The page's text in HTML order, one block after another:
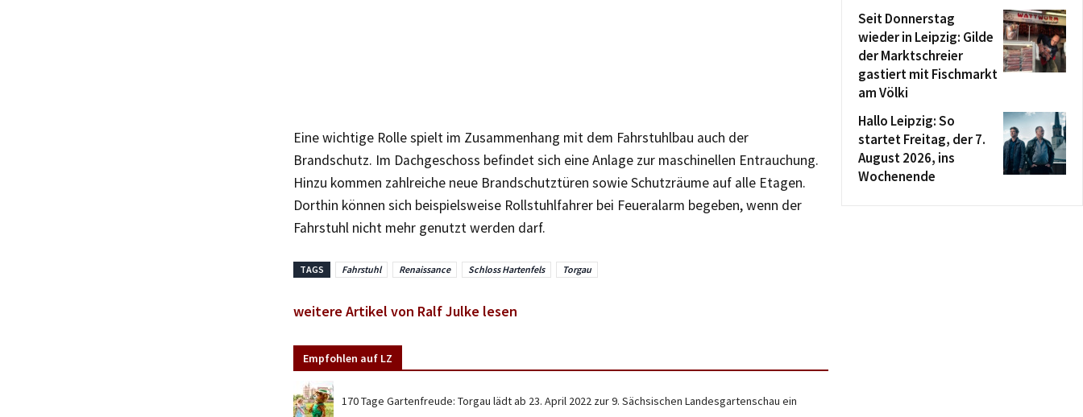
Eine wichtige Rolle spielt im Zusammenhang mit dem Fahrstuhlbau auch der
Brandschutz. Im Dachgeschoss befindet sich eine Anlage zur maschinellen Entrauchung.
Hinzu kommen zahlreiche neue Brandschutztüren sowie Schutzräume auf alle Etagen.
Dorthin können sich beispielsweise Rollstuhlfahrer bei Feueralarm begeben, wenn der
Fahrstuhl nicht mehr genutzt werden darf.
TAGS Fahrstuhl Renaissance Schloss Hartenfels Torgau
weitere Artikel von Ralf Julke lesen
Empfohlen auf LZ
170 Tage Gartenfreude: Torgau lädt ab 23. April 2022 zur 9. Sächsischen Landesgartenschau ein
Seit Donnerstag
wieder in Leipzig: Gilde
der Marktschreier
gastiert mit Fischmarkt
am Völki
Hallo Leipzig: So
startet Freitag, der 7.
August 2026, ins
Wochenende